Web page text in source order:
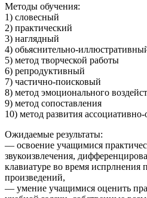
Методы обучения:
1) словесный
2) практический
3) наглядный
4) обьяснительно-
5) метод творческой работы
6) репродуктивный
7) частично-поисковый
8) метод эмоционального
9) метод сопоставления
10) метод развития
Ожидаемые результаты:
— освоение учащимися
звукоизвлечения,
клавиатуре во время испрлнения
произведений,
— умение учащимися оценить